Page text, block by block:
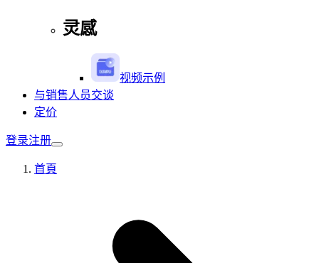
灵感
视频示例
与销售人员交谈
定价
登录注册
首頁